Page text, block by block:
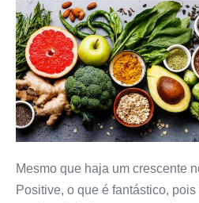
Mesmo que haja um crescente
Positive, o que é fantástico,